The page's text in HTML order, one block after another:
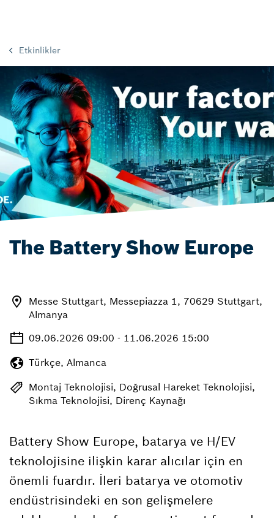
Etkinlikler
The Battery Show Europe
Messe Stuttgart, Messepiazza 1, 70629 Stuttgart,
Almanya
09.06.2026 09:00 - 11.06.2026 15:00
Türkçe, Almanca
Montaj Teknolojisi, Doğrusal Hareket Teknolojisi,
Sıkma Teknolojisi, Direnç Kaynağı
Battery Show Europe, batarya ve H/EV
teknolojisine ilişkin karar alıcılar için en
önemli fuardır. İleri batarya ve otomotiv
endüstrisindeki en son gelişmelere